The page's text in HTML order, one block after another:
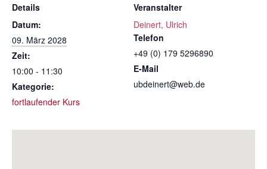
Details
Datum:
09. März 2028
Zeit:
10:00 - 11:30
Kategorie:
fortlaufender Kurs
Veranstalter
Deinert, Ulrich
Telefon
+49 (0) 179 5296890
E-Mail
ubdeinert@web.de